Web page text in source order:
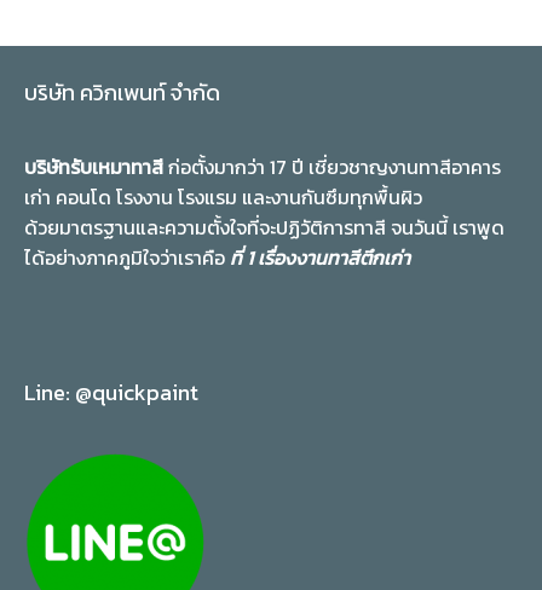
บริษัท ควิกเพนท์ จำกัด
บริษัทรับเหมาทาสีก่อตั้งมากว่า 17 ปี เชี่ยวชาญงานทาสีอาคาร
เก่า คอนโด โรงงาน โรงแรม และงานกันซึมทุกพื้นผิว
ด้วยมาตรฐานและความตั้งใจที่จะปฏิวัติการทาสี จนวันนี้ เราพูด
ได้อย่างภาคภูมิใจว่าเราคือ ที่ 1 เรื่องงานทาสีตึกเก่า
Line: @quickpaint